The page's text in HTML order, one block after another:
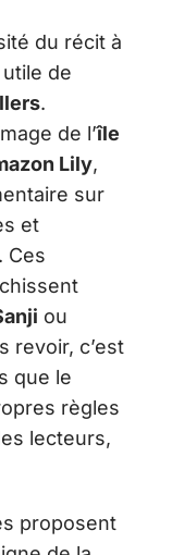
du récit à
de
.
de l’île
Lily,
sur
et
Ces
ou
revoir, c’est
que le
règles
lecteurs,
proposent